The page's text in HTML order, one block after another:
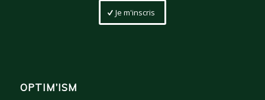
Je m'inscris
OPTIM’ISM